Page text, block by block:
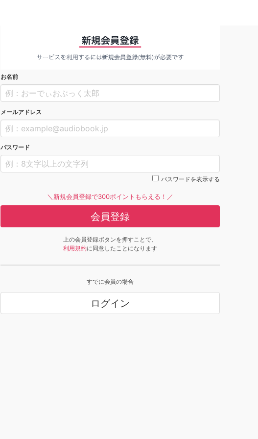
お名前
メールアドレス
パスワード
パスワードを表示する
＼新規会員登録で300ポイントもらえる！／
会員登録
上の会員登録ボタンを押すことで、
利用規約に同意したことになります
すでに会員の場合
ログイン